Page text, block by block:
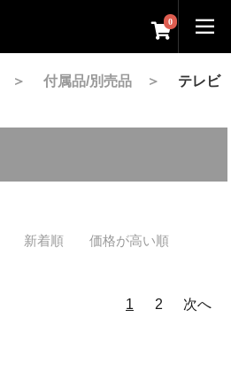
0
＞ 付属品/別売品 ＞ テレビ
新着順 価格が高い順
1 2 次へ